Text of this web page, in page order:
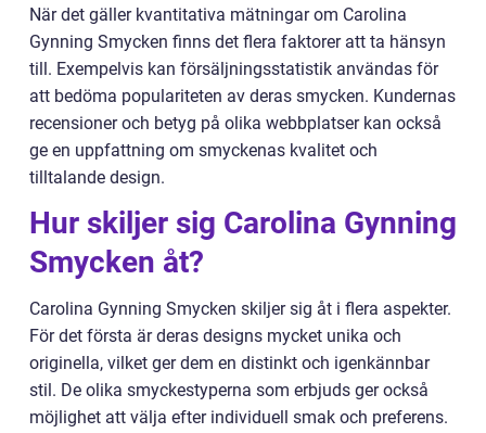
När det gäller kvantitativa mätningar om Carolina
Gynning Smycken finns det flera faktorer att ta hänsyn
till. Exempelvis kan försäljningsstatistik användas för
att bedöma populariteten av deras smycken. Kundernas
recensioner och betyg på olika webbplatser kan också
ge en uppfattning om smyckenas kvalitet och
tilltalande design.
Hur skiljer sig Carolina Gynning
Smycken åt?
Carolina Gynning Smycken skiljer sig åt i flera aspekter.
För det första är deras designs mycket unika och
originella, vilket ger dem en distinkt och igenkännbar
stil. De olika smyckestyperna som erbjuds ger också
möjlighet att välja efter individuell smak och preferens.